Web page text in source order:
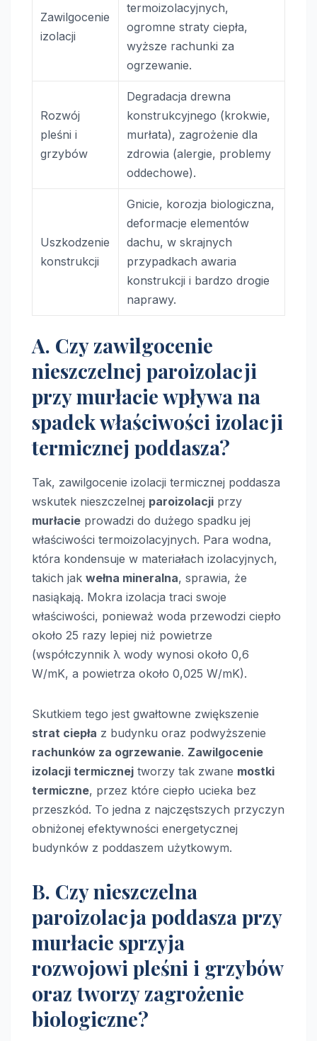
Zawilgocenie
izolacji
termoizolacyjnych,
ogromne straty ciepła,
wyższe rachunki za
ogrzewanie.
Rozwój
pleśni i
grzybów
Degradacja drewna
konstrukcyjnego (krokwie,
murłata), zagrożenie dla
zdrowia (alergie, problemy
oddechowe).
Uszkodzenie
konstrukcji
Gnicie, korozja biologiczna,
deformacje elementów
dachu, w skrajnych
przypadkach awaria
konstrukcji i bardzo drogie
naprawy.
A. Czy zawilgocenie
nieszczelnej paroizolacji
przy murłacie wpływa na
spadek właściwości izolacji
termicznej poddasza?
Tak, zawilgocenie izolacji termicznej poddasza
wskutek nieszczelnej paroizolacji przy
murłacie prowadzi do dużego spadku jej
właściwości termoizolacyjnych. Para wodna,
która kondensuje w materiałach izolacyjnych,
takich jak wełna mineralna, sprawia, że
nasiąkają. Mokra izolacja traci swoje
właściwości, ponieważ woda przewodzi ciepło
około 25 razy lepiej niż powietrze
(współczynnik λ wody wynosi około 0,6
W/mK, a powietrza około 0,025 W/mK).
Skutkiem tego jest gwałtowne zwiększenie
strat ciepła z budynku oraz podwyższenie
rachunków za ogrzewanie. Zawilgocenie
izolacji termicznej tworzy tak zwane mostki
termiczne, przez które ciepło ucieka bez
przeszkód. To jedna z najczęstszych przyczyn
obniżonej efektywności energetycznej
budynków z poddaszem użytkowym.
B. Czy nieszczelna
paroizolacja poddasza przy
murłacie sprzyja
rozwojowi pleśni i grzybów
oraz tworzy zagrożenie
biologiczne?